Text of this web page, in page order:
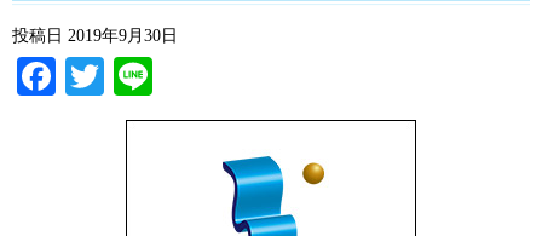
投稿日 2019年9月30日
Facebook
Twitter